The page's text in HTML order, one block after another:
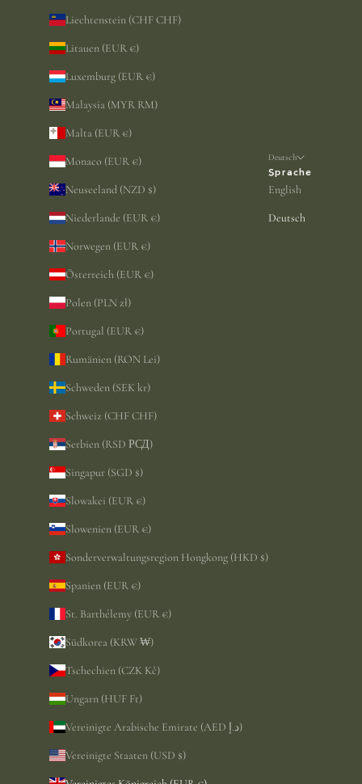
Liechtenstein (CHF CHF)
Litauen (EUR €)
Luxemburg (EUR €)
Malaysia (MYR RM)
Malta (EUR €)
Monaco (EUR €)
Neuseeland (NZD $)
Niederlande (EUR €)
Norwegen (EUR €)
Österreich (EUR €)
Polen (PLN zł)
Portugal (EUR €)
Rumänien (RON Lei)
Schweden (SEK kr)
Schweiz (CHF CHF)
Serbien (RSD РСД)
Singapur (SGD $)
Slowakei (EUR €)
Slowenien (EUR €)
Sonderverwaltungsregion Hongkong (HKD $)
Spanien (EUR €)
St. Barthélemy (EUR €)
Südkorea (KRW ₩)
Tschechien (CZK Kč)
Ungarn (HUF Ft)
Vereinigte Arabische Emirate (AED د.إ)
Vereinigte Staaten (USD $)
Deutsch
Sprache
English
Deutsch